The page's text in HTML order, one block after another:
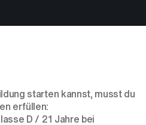
starten kannst, musst du
erfüllen:
D / 21 Jahre bei